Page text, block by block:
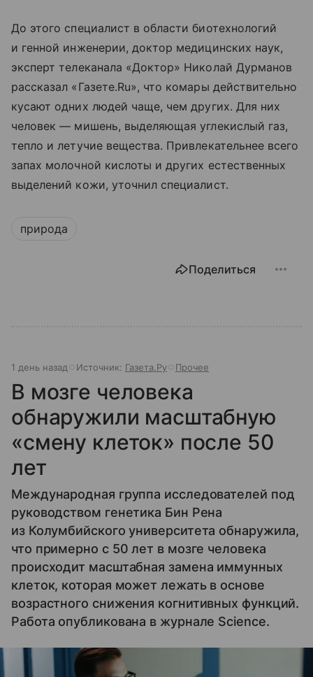
До этого специалист в области биотехнологий
и генной инженерии, доктор медицинских наук,
эксперт телеканала «Доктор» Николай Дурманов
рассказал «Газете.Ru», что комары действительно
кусают одних людей чаще, чем других. Для них
человек — мишень, выделяющая углекислый газ,
тепло и летучие вещества. Привлекательнее всего
запах молочной кислоты и других естественных
выделений кожи, уточнил специалист.
природа
Поделиться
1 день назад Источник: Газета.Ру Прочее
В мозге человека
обнаружили масштабную
«смену клеток» после 50
лет
Международная группа исследователей под
руководством генетика Бин Рена
из Колумбийского университета обнаружила,
что примерно с 50 лет в мозге человека
происходит масштабная замена иммунных
клеток, которая может лежать в основе
возрастного снижения когнитивных функций.
Работа опубликована в журнале Science.